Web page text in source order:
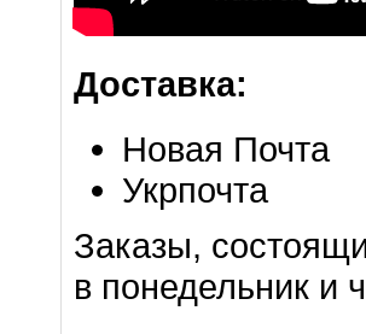
Доставка:
Новая Почта
Укрпочта
Заказы,
в понедельник и